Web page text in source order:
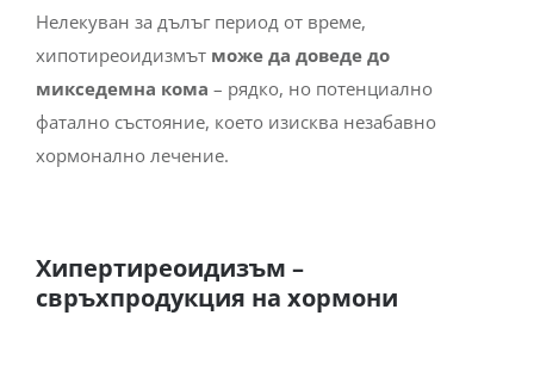
Нелекуван за дълъг период от време,
хипотиреоидизмът може да доведе до
микседемна кома – рядко, но потенциално
фатално състояние, което изисква незабавно
хормонално лечение.
Хипертиреоидизъм –
свръхпродукция на хормони